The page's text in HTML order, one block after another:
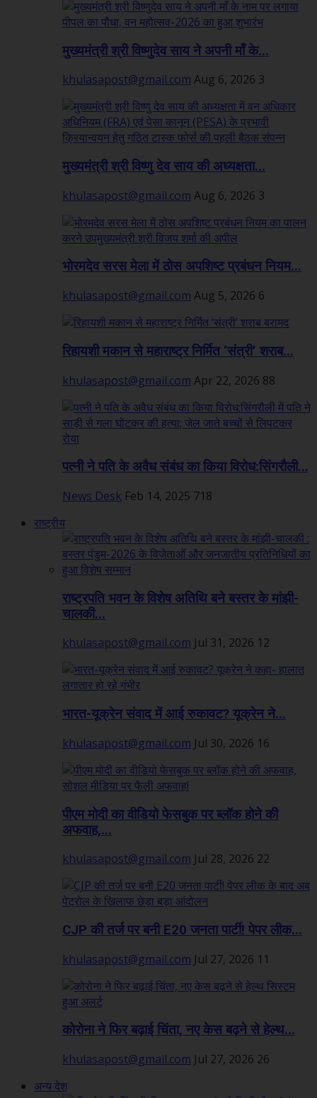
मुख्यमंत्री श्री विष्णुदेव साय ने अपनी माँ के...
khulasapost@gmail.com Aug 6, 2026 3
मुख्यमंत्री श्री विष्णु देव साय की अध्यक्षता...
khulasapost@gmail.com Aug 6, 2026 3
भोरमदेव सरस मेला में ठोस अपशिष्ट प्रबंधन नियम...
khulasapost@gmail.com Aug 5, 2026 6
रिहायशी मकान से महाराष्ट्र निर्मित ‘संत्री’ शराब...
khulasapost@gmail.com Apr 22, 2026 88
पत्नी ने पति के अवैध संबंध का किया विरोध:सिंगरौली...
News Desk Feb 14, 2025 718
राष्ट्रीय
राष्ट्रपति भवन के विशेष अतिथि बने बस्तर के मांझी-
चालकी...
khulasapost@gmail.com Jul 31, 2026 12
भारत-यूक्रेन संवाद में आई रुकावट? यूक्रेन ने...
khulasapost@gmail.com Jul 30, 2026 16
पीएम मोदी का वीडियो फेसबुक पर ब्लॉक होने की
अफवाह,...
khulasapost@gmail.com Jul 28, 2026 22
CJP की तर्ज पर बनी E20 जनता पार्टी! पेपर लीक...
khulasapost@gmail.com Jul 27, 2026 11
कोरोना ने फिर बढ़ाई चिंता, नए केस बढ़ने से हेल्थ...
khulasapost@gmail.com Jul 27, 2026 26
अन्य देश